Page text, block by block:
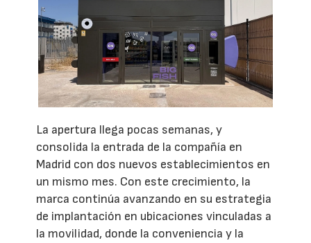
La apertura llega pocas semanas, y
consolida la entrada de la compañía en
Madrid con dos nuevos establecimientos en
un mismo mes. Con este crecimiento, la
marca continúa avanzando en su estrategia
de implantación en ubicaciones vinculadas a
la movilidad, donde la conveniencia y la